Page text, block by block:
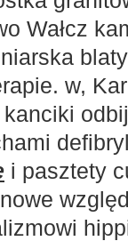
Wałcz
w,
i pasztety